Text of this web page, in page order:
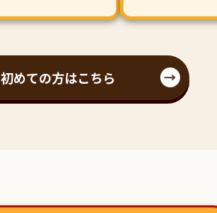
初めての方はこちら